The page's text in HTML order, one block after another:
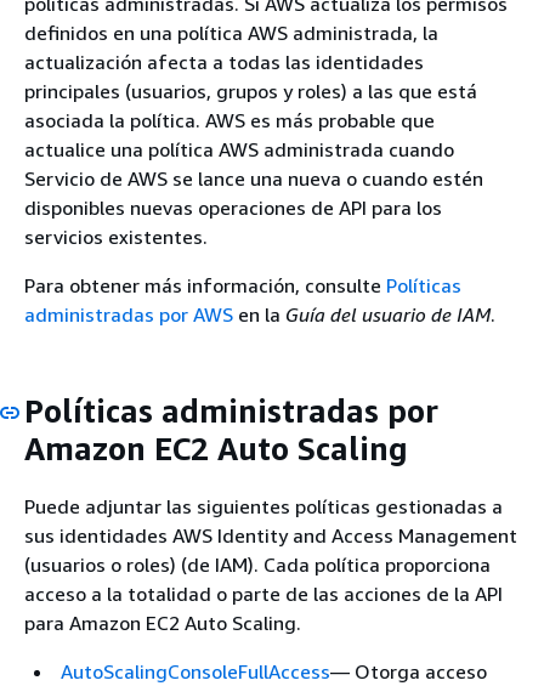
definidos en una política AWS administrada, la
actualización afecta a todas las identidades
principales (usuarios, grupos y roles) a las que está
asociada la política. AWS es más probable que
actualice una política AWS administrada cuando
Servicio de AWS se lance una nueva o cuando estén
disponibles nuevas operaciones de API para los
servicios existentes.
Para obtener más información, consulte Políticas
administradas por AWS en la Guía del usuario de IAM.
Políticas administradas por
Amazon EC2 Auto Scaling
Puede adjuntar las siguientes políticas gestionadas a
sus identidades AWS Identity and Access Management
(usuarios o roles) (de IAM). Cada política proporciona
acceso a la totalidad o parte de las acciones de la API
para Amazon EC2 Auto Scaling.
AutoScalingConsoleFullAccess— Otorga acceso